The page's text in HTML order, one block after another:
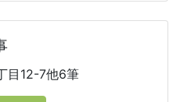
目12-7他6筆